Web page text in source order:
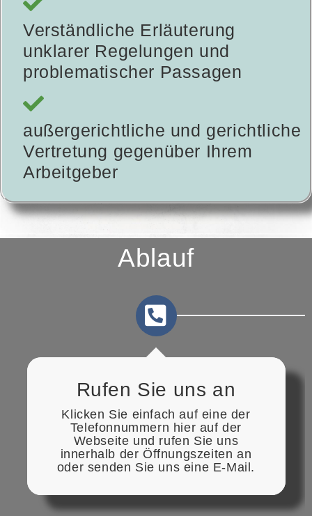
Verständliche Erläuterung
unklarer Regelungen und
problematischer Passagen
außergerichtliche und gerichtliche
Vertretung gegenüber Ihrem
Arbeitgeber
Ablauf
Rufen Sie uns an
Klicken Sie einfach auf eine der
Telefonnummern hier auf der
Webseite und rufen Sie uns
innerhalb der Öffnungszeiten an
oder senden Sie uns eine E-Mail.